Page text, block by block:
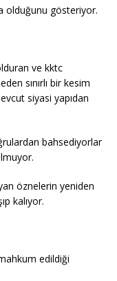
olduğunu gösteriyor.
ve kktc
sınırlı bir kesim
siyasi yapıdan
bahsediyorlar
öznelerin yeniden
kalıyor.
edildiği